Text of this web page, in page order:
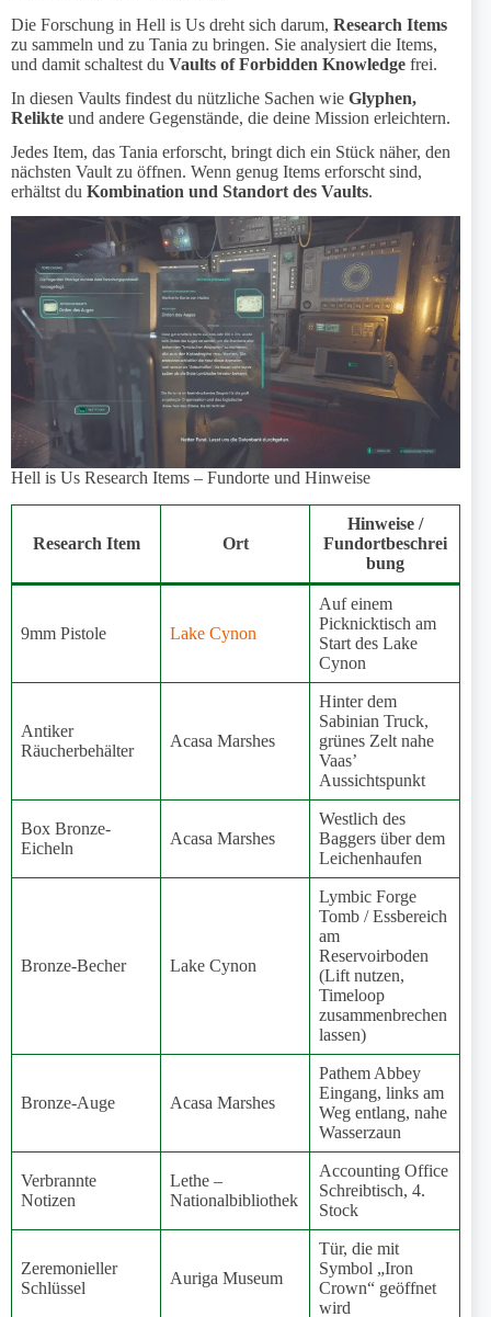
Die Forschung in Hell is Us dreht sich darum, Research Items
zu sammeln und zu Tania zu bringen. Sie analysiert die Items,
und damit schaltest du Vaults of Forbidden Knowledge frei.
In diesen Vaults findest du nützliche Sachen wie Glyphen,
Relikte und andere Gegenstände, die deine Mission erleichtern.
Jedes Item, das Tania erforscht, bringt dich ein Stück näher, den
nächsten Vault zu öffnen. Wenn genug Items erforscht sind,
erhältst du Kombination und Standort des Vaults.
Hell is Us Research Items – Fundorte und Hinweise
Research Item Ort
Hinweise /
Fundortbeschrei
bung
9mm Pistole Lake Cynon
Auf einem
Picknicktisch am
Start des Lake
Cynon
Antiker
Räucherbehälter
Acasa Marshes
Hinter dem
Sabinian Truck,
grünes Zelt nahe
Vaas’
Aussichtspunkt
Box Bronze-
Eicheln
Acasa Marshes
Westlich des
Baggers über dem
Leichenhaufen
Bronze-Becher Lake Cynon
Lymbic Forge
Tomb / Essbereich
am
Reservoirboden
(Lift nutzen,
Timeloop
zusammenbrechen
lassen)
Bronze-Auge Acasa Marshes
Pathem Abbey
Eingang, links am
Weg entlang, nahe
Wasserzaun
Verbrannte
Notizen
Lethe –
Nationalbibliothek
Accounting Office
Schreibtisch, 4.
Stock
Zeremonieller
Schlüssel
Auriga Museum
Tür, die mit
Symbol „Iron
Crown“ geöffnet
wird